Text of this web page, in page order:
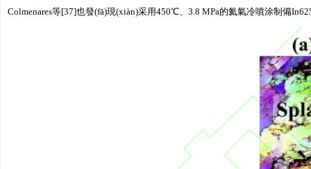
Colmenares等[37]也發(fā)現(xiàn)采用450℃、3.8 MPa的氦氣冷噴涂制備